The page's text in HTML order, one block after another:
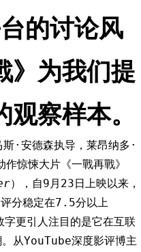
的讨论风
》为我们提
察样本。
·安德森执导，莱昂纳多·
惊悚大片《一戰再戰》
），自9月23日上映以来，
分稳定在7.5分以上
引人注目的是它在互联
从YouTube深度影评博主